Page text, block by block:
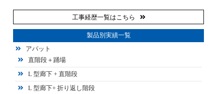
工事経歴一覧はこちら
製品別実績一覧
アパット
直階段＋踊場
L 型廊下 + 直階段
L 型廊下+ 折り返し階段